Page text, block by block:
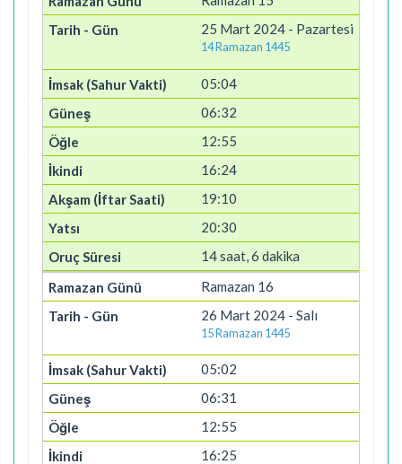
25 Mart 2024 - Pazartesi
14 Ramazan 1445
05:04
06:32
12:55
16:24
19:10
20:30
14 saat, 6 dakika
Ramazan 16
26 Mart 2024 - Salı
15 Ramazan 1445
05:02
06:31
12:55
16:25